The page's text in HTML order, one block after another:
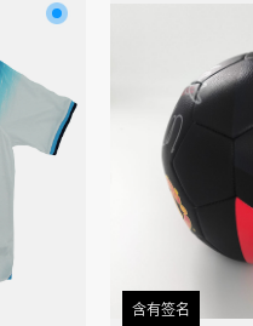
含有签名